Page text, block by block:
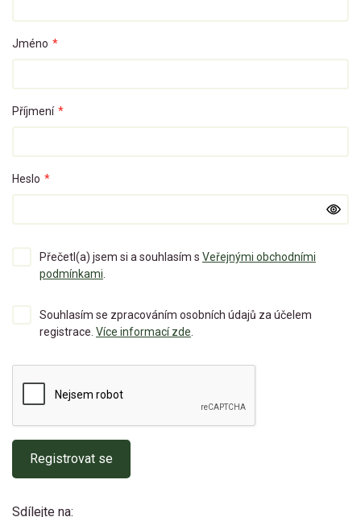
Jméno *
Příjmení *
Heslo *
Přečetl(a) jsem si a souhlasím s Veřejnými obchodními
podmínkami.
Souhlasím se zpracováním osobních údajů za účelem
registrace. Více informací zde.
Registrovat se
Sdílejte na: